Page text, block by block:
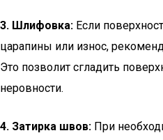
3. Шлифовка: Если
царапины или износ,
Это позволит сгладить
неровности.
4. Затирка швов: При